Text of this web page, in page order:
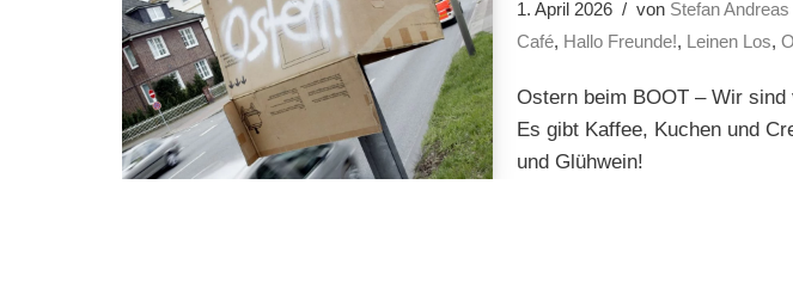
1. April 2026 von Stefan
Café, Hallo Freunde!, Leinen Los,
Ostern beim BOOT – Wir
Es gibt Kaffee, Kuchen und
und Glühwein!